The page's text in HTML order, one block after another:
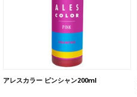
アレスカラー ピンシャン200ml